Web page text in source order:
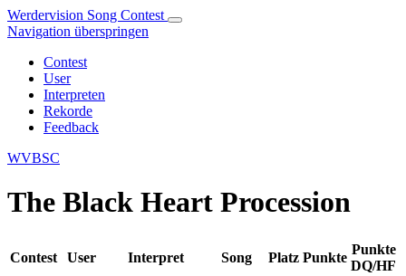
Werdervision Song Contest
Navigation überspringen
Contest
User
Interpreten
Rekorde
Feedback
WVBSC
The Black Heart Procession
Contest User Interpret Song Platz Punkte
Punkte
DQ/HF